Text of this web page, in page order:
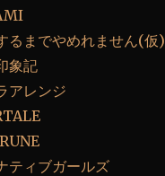
るまでやめれません(仮)
象記
アレンジ
ティブガールズ